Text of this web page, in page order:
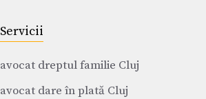
Servicii
avocat dreptul familie Cluj
avocat dare în plată Cluj